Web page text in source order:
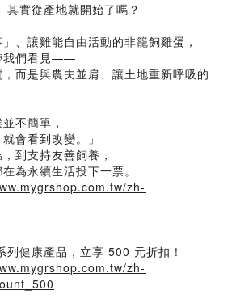
實從產地就開始了嗎？
、讓雞能自由活動的非籠飼雞蛋，
我們看見——
而是與農夫並肩、讓土地重新呼吸的
不簡單，
會看到改變。」
到支持友善飼養，
為永續生活投下一票。
zh-
健康產品，立享 500 元折扣！
zh-